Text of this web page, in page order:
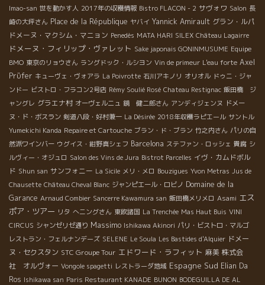
Imao-san 世を動かす人 2017年の収穫情報 Bistro FLACON - 2 サヴォワ Salon 長
崎の大坪さん Place de la République ヤバイ Yannick Amirault グラン・ルパ
ドメーヌ・マクシム・マニョン Penedès MATA HARI SILEX Château Lagairre
ドメーヌ・フィリップ・ヴァレット Sake japonais GONINMUSUME Equipe
BMO 東京のリョウさん ラングドック・ルシヨン Vin de primeur L'eau forte Axel
Prϋfer キューヴェ・ヴォアラ La Poivrotte 石川アキノリ オリオル ドゥニ・ジャ
ンドー ビストロ・フラコン2号店 Rémy Soulié Rosé Chateau Restignac 飯田橋 ジ
ャングレ グラエナ村 オーヴェルニュ 鏡 健二郎さん アンディジェンヌ ドメー
ヌ・ド・ボスラン 剣道八段・好村兼一 La Désirée 2018年収穫ラピエール サントル
Yumekichi Kanda Repaire et Cartouche ブラン・ド・ブラン 竹之内さん パリの自
然派ワインバー ウグイス・紺野真シェフ Barcelona ステファン・ロッシェ 貴腐 シ
ルヴィー・オジュロ Salon des Vins de Jura Bistrot Parcelles イヴ・カムドボル
ド Shun san サンフォニー La Sicile メリ・メロ Bouzigues Yvon Metras Jus de
Chausette Château Cheval Blanc ジャンピエール・ロビノ Domaine de la
Garance Arnaud Combier Sancerre Kawamura san 飯田橋メリメロ Asami エス
ポア・ツアー リタ へニングさん 東欧諸国 La Trenchée Mas Haut Buis VINI
CIRCUS シャンゼリゼ通り Massimo Ishikawa Akinori パリ・ビストロ・マルゴ
レストラン・フェルナンデーズ SELENE Le Soula Les Bastides d'Alquier ドメー
ヌ・セクスタン STC Groupe Tour エドワード・ラフィット 麻美 株式会
社 オルヴォー Vongole spagetti レストラーダ地域 Espagne Sud Elian Da
Ros Ishikawa san Paris Restaurant KANADE BUNON BODEGUILLA DE AL